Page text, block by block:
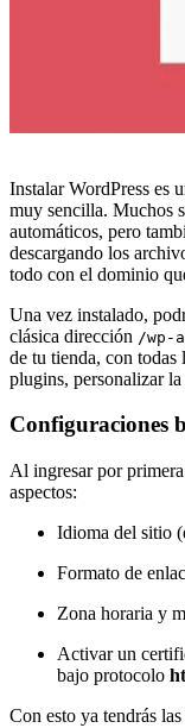
Instalar WordPress es
muy sencilla. Muchos
automáticos, pero
descargando los
todo con el dominio
Una vez instalado,
clásica dirección /wp-
de tu tienda, con todas
plugins, personalizar
Configuraciones
Al ingresar por
aspectos:
Idioma del sitio
Formato de
Zona horaria y
Activar un
bajo protocolo
Con esto ya tendrás